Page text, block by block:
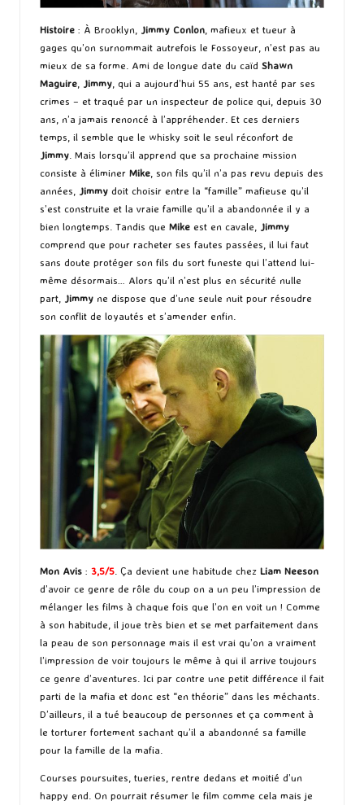
Histoire : À Brooklyn, Jimmy Conlon , mafieux et tueur à
gages qu’on surnommait autrefois le Fossoyeur, n’est pas au
mieux de sa forme. Ami de longue date du caïd Shawn
Maguire
Jimmy , qui a aujourd’hui 55 ans, est hanté par ses
crimes – et traqué par un inspecteur de police qui, depuis 30
ans, n’a jamais renoncé à l’appréhender. Et ces derniers
temps, il semble que le whisky soit le seul réconfort de
Jimmy . Mais lorsqu’il apprend que sa prochaine mission
consiste à éliminer Mike , son fils qu’il n’a pas revu depuis des
années,
Jimmy doit choisir entre la “famille” mafieuse qu’il
s’est construite et la vraie famille qu’il a abandonnée il y a
bien longtemps. Tandis que Mike est en cavale,
Jimmy
comprend que pour racheter ses fautes passées, il lui faut
sans doute protéger son fils du sort funeste qui l’attend lui-
même désormais… Alors qu’il n’est plus en sécurité nulle
part,
Jimmy ne dispose que d’une seule nuit pour résoudre
son conflit de loyautés et s’amender enfin.
Mon Avis : 3,5/5. Ça devient une habitude chez Liam Neeson
d’avoir ce genre de rôle du coup on a un peu l’impression de
mélanger les films à chaque fois que l’on en voit un ! Comme
à son habitude, il joue très bien et se met parfaitement dans
la peau de son personnage mais il est vrai qu’on a vraiment
l’impression de voir toujours le même à qui il arrive toujours
ce genre d’aventures. Ici par contre une petit différence il fait
parti de la mafia et donc est “en théorie” dans les méchants.
D’ailleurs, il a tué beaucoup de personnes et ça comment à
le torturer fortement sachant qu’il a abandonné sa famille
pour la famille de la mafia.
Courses poursuites, tueries, rentre dedans et moitié d’un
happy end. On pourrait résumer le film comme cela mais je